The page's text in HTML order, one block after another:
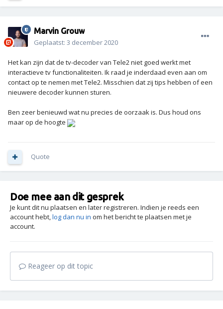
Marvin Grouw
Geplaatst: 3 december 2020
Het kan zijn dat de tv-decoder van Tele2 niet goed werkt met
interactieve tv functionaliteiten. Ik raad je inderdaad even aan om
contact op te nemen met Tele2. Misschien dat zij tips hebben of een
nieuwere decoder kunnen sturen.
Ben zeer benieuwd wat nu precies de oorzaak is. Dus houd ons
maar op de hoogte
Quote
Doe mee aan dit gesprek
Je kunt dit nu plaatsen en later registreren. Indien je reeds een
account hebt,log dan nu in om het bericht te plaatsen met je
account.
Reageer op dit topic